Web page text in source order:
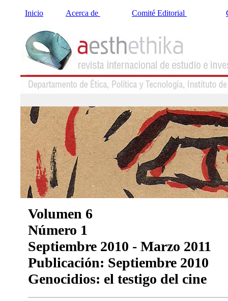
Inicio Acerca de Comité Editorial
Volumen 6
Número 1
Septiembre 2010 - Marzo 2011
Publicación: Septiembre 2010
Genocidios: el testigo del cine